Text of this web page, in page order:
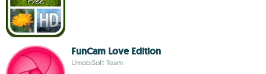
FunCam Love Edition
UmobiSoft Team